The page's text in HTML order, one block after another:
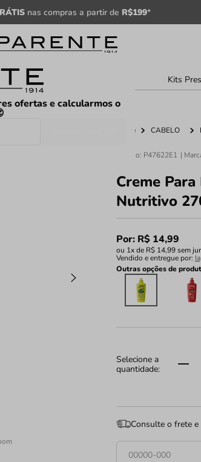
nas compras a partir de R$199*
ofertas e calcularmos o
Kits
Home CABELO
Código: P47622E1
Creme
Nutritivo
Por: R$ 14,99
ou 1x de R$ 14,99sem
Vendido e entregue por:
Outras opções de
Consulte o frete e